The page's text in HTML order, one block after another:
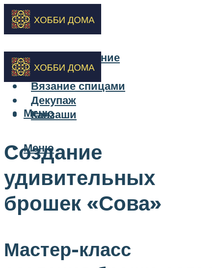
Бисероплетение
Вышивка
Вязание спицами
Декупаж
Канзаши
Меню
Меню
Создание
удивительных
брошек «Сова»
Мастер-класс